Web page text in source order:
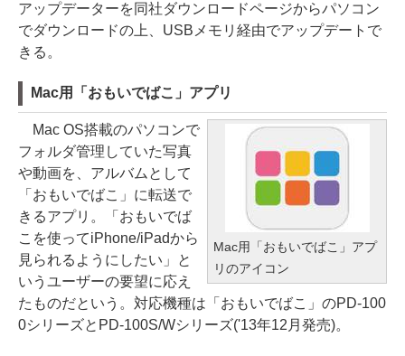
アップデーターを同社ダウンロードページからパソコン
でダウンロードの上、USBメモリ経由でアップデートで
きる。
Mac用「おもいでばこ」アプリ
Mac用「おもいでばこ」アプ
リのアイコン
Mac OS搭載のパソコンで
フォルダ管理していた写真
や動画を、アルバムとして
「おもいでばこ」に転送で
きるアプリ。「おもいでば
こを使ってiPhone/iPadから
見られるようにしたい」と
いうユーザーの要望に応え
たものだという。対応機種は「おもいでばこ」のPD-100
0シリーズとPD-100S/Wシリーズ('13年12月発売)。